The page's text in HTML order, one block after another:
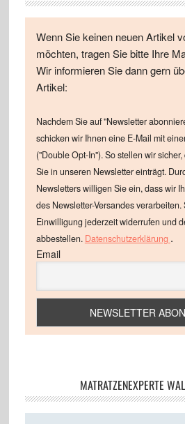
Wenn Sie keinen neuen Artikel
möchten, tragen Sie bitte Ihre
Wir informieren Sie dann gern
Artikel:
Nachdem Sie auf "Newsletter
schicken wir Ihnen eine E-Mail mit
("Double Opt-In"). So stellen wir
Sie in unseren Newsletter einträgt.
Newsletters willigen Sie ein, dass wir
des Newsletter-Versandes
Einwilligung jederzeit widerrufen und
abbestellen. Datenschutzerklärung .
Email
MATRATZENEXPERTE